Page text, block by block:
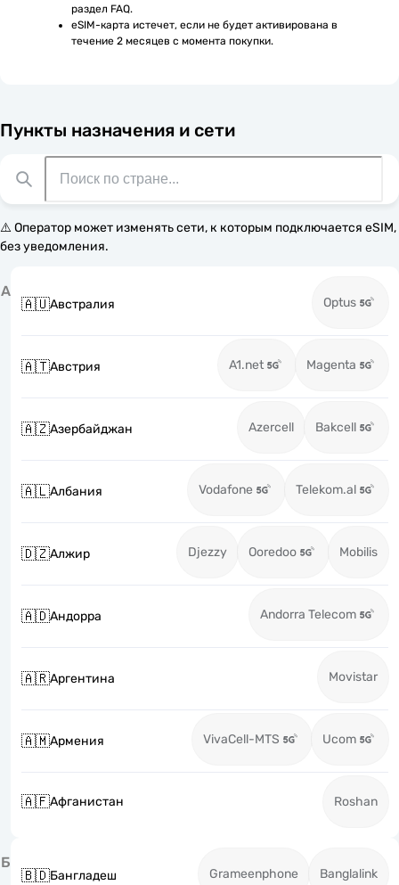
раздел FAQ.
eSIM-карта истечет, если не будет активирована в
течение 2 месяцев с момента покупки.
Пункты назначения и сети
⚠️ Оператор может изменять сети, к которым подключается eSIM,
без уведомления.
А
🇦🇺Австралия Optus
🇦🇹Австрия A1.net Magenta
🇦🇿Азербайджан Azercell Bakcell
🇦🇱Албания Vodafone Telekom.al
🇩🇿Алжир Djezzy Ooredoo Mobilis
🇦🇩Андорра Andorra Telecom
🇦🇷Аргентина Movistar
🇦🇲Армения VivaCell-MTS Ucom
🇦🇫Афганистан Roshan
Б
🇧🇩Бангладеш Grameenphone Banglalink